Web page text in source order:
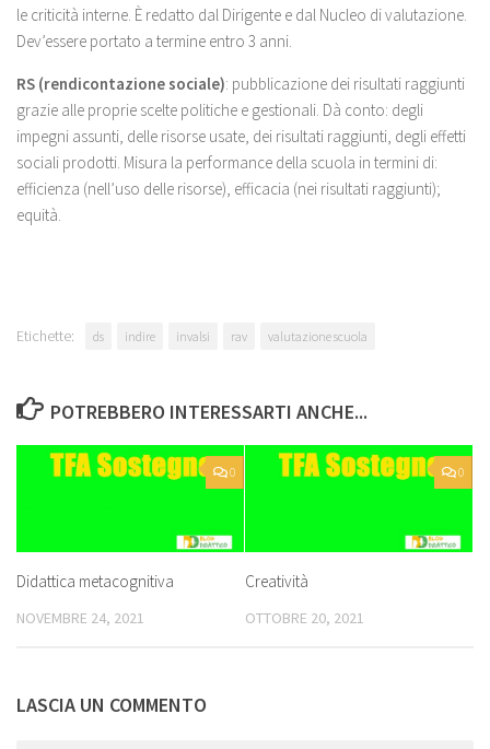
le criticità interne. È redatto dal Dirigente e dal Nucleo di valutazione.
Dev’essere portato a termine entro 3 anni.
RS (rendicontazione sociale): pubblicazione dei risultati raggiunti
grazie alle proprie scelte politiche e gestionali. Dà conto: degli
impegni assunti, delle risorse usate, dei risultati raggiunti, degli effetti
sociali prodotti. Misura la performance della scuola in termini di:
efficienza (nell’uso delle risorse), efficacia (nei risultati raggiunti);
equità.
Etichette: ds indire invalsi rav valutazione scuola
POTREBBERO INTERESSARTI ANCHE...
0
Didattica metacognitiva
NOVEMBRE 24, 2021
0
Creatività
OTTOBRE 20, 2021
LASCIA UN COMMENTO